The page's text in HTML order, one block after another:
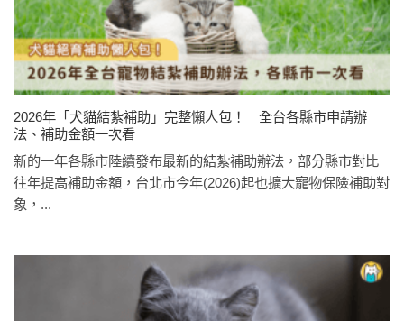
2026年「犬貓結紮補助」完整懶人包！ 全台各縣市申請辦
法、補助金額一次看
新的一年各縣市陸續發布最新的結紮補助辦法，部分縣市對比
往年提高補助金額，台北市今年(2026)起也擴大寵物保險補助對
象，...